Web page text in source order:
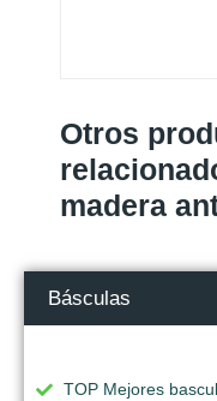
Otros
madera
Básculas
TOP Mejores